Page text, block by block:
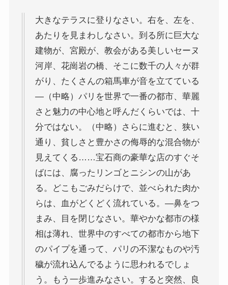
スペイン編
アメリカ編
キューバ編
リンク集
大きなテラスに登りなさい。右を、左を、
あたりを見まわしなさい。到る所に巨大な
建物が、宮殿が、教会がある美しいセーヌ
河岸、花崗岩の橋、そこに数千の人々が群
がり、たくさんの箱馬車が音を立てている
―（中略）パリを世界で一番の都市、華麗
さと魅力の中心地と呼んだくらいでは、十
分ではない。（中略）さらに進むと、狭い
通り、貧しさと豊かさの侮辱的な混合物が
見えてくる……宝石商の豪華な店のすぐそ
ばには、腐ったリンゴとニシンの山があ
る。どこもごみだらけで、並べられた肉か
らは、血がどくどく流れている。―鼻をつ
まみ、目を閉じなさい。華やかな都市の様
相は薄れ、世界中のすべての都市から地下
のパイプを通って、パリの不潔なものや汚
穢が流れ込んでるように思われるでしょ
う。もう一歩進みなさい。すると突然、良